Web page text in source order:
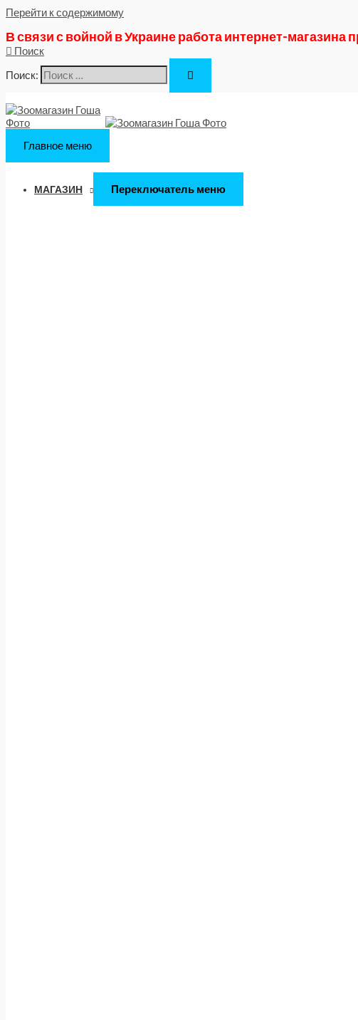
Перейти к содержимому
В связи с войной в Украине работа интернет-магазина
Поиск
Поиск:
Главное меню
МАГАЗИН Переключатель меню